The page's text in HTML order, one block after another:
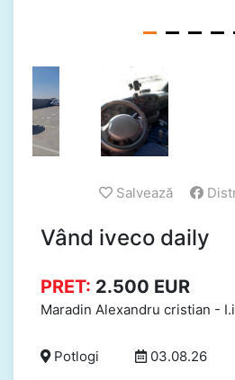
Salvează
Vând iveco daily
PRET: 2.500 EUR
Maradin Alexandru cristian - I.i
Potlogi 03.08.26